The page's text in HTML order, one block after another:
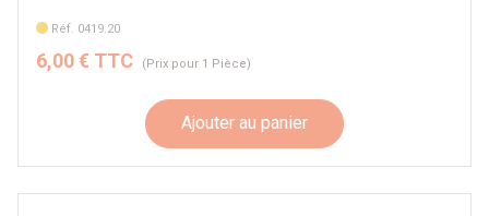
Réf. 0419.20
6,00 € TTC (Prix pour 1 Pièce)
Ajouter au panier